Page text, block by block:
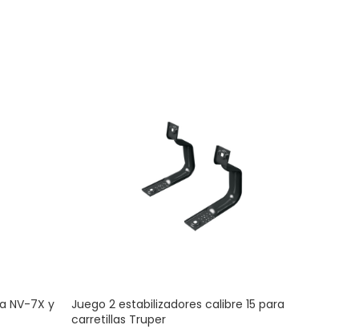
NV-7X y
Juego 2 estabilizadores calibre 15 para
carretillas Truper